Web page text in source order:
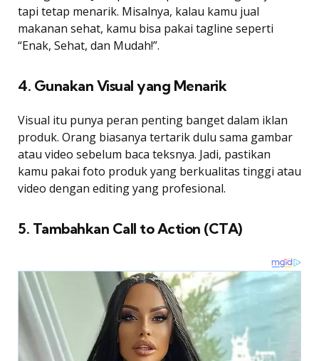
tapi tetap menarik. Misalnya, kalau kamu jual
makanan sehat, kamu bisa pakai tagline seperti
“Enak, Sehat, dan Mudah!”.
4. Gunakan Visual yang Menarik
Visual itu punya peran penting banget dalam iklan
produk. Orang biasanya tertarik dulu sama gambar
atau video sebelum baca teksnya. Jadi, pastikan
kamu pakai foto produk yang berkualitas tinggi atau
video dengan editing yang profesional.
5. Tambahkan Call to Action (CTA)